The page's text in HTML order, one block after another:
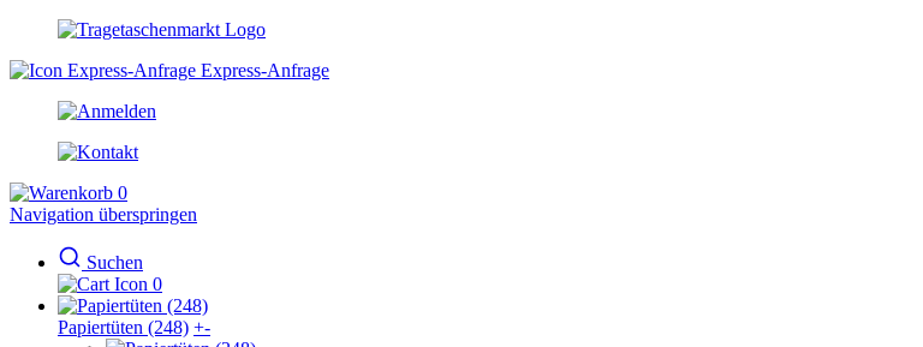
Express-Anfrage
0
Navigation überspringen
Suchen
0
Papiertüten (248) +-